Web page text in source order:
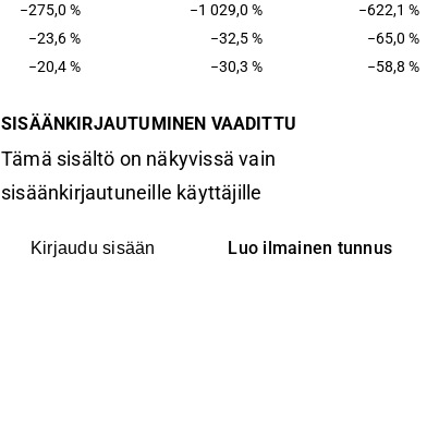
−275,0 % −1 029,0 % −622,1 %
−23,6 % −32,5 % −65,0 %
−20,4 % −30,3 % −58,8 %
SISÄÄNKIRJAUTUMINEN VAADITTU
Tämä sisältö on näkyvissä vain
sisäänkirjautuneille käyttäjille
Kirjaudu sisään Luo ilmainen tunnus